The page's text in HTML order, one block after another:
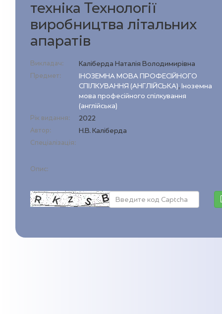
техніка Технології
виробництва літальних
апаратів
Викладач: Каліберда Наталія Володимирівна
Предмет:
ІНОЗЕМНА МОВА ПРОФЕСІЙНОГО
СПІЛКУВАННЯ (АНГЛІЙСЬКА), Іноземна
мова професійного спілкування
(англійська)
Рік видання: 2022
Автор: Н.В. Каліберда
Спеціалізація:
Опис: